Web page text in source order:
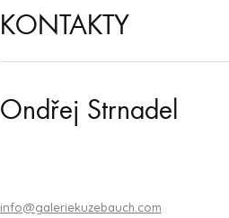
KONTAKTY
Ondřej Strnadel
info@galeriekuzebauch.com